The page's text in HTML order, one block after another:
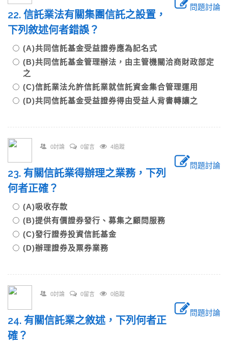
問題討論
22. 信託業法有關集團信託之設置，
下列敘述何者錯誤？
(A)共同信託基金受益證券應為記名式
(B)共同信託基金管理辦法，由主管機關洽商財政部定
之
(C)信託業法允許信託業就信託資金集合管理運用
(D)共同信託基金受益證券得由受益人背書轉讓之
0討論 0留言 4追蹤
問題討論
23. 有關信託業得辦理之業務，下列
何者正確？
(A)吸收存款
(B)提供有價證券發行、募集之顧問服務
(C)發行證券投資信託基金
(D)辦理證券及票券業務
0討論 0留言 0追蹤
問題討論
24. 有關信託業之敘述，下列何者正
確？